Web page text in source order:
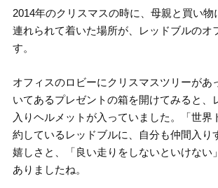
2014年のクリスマスの時に、母親と買い物
連れられて着いた場所が、レッドブルのオ
す。
オフィスのロビーにクリスマスツリーがあ
いてあるプレゼントの箱を開けてみると、
入りヘルメットが入っていました。「世界
約しているレッドブルに、自分も仲間入り
嬉しさと、「良い走りをしないといけない
ありましたね。